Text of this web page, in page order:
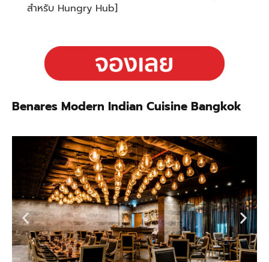
สำหรับ Hungry Hub]
Benares Modern Indian Cuisine Bangkok